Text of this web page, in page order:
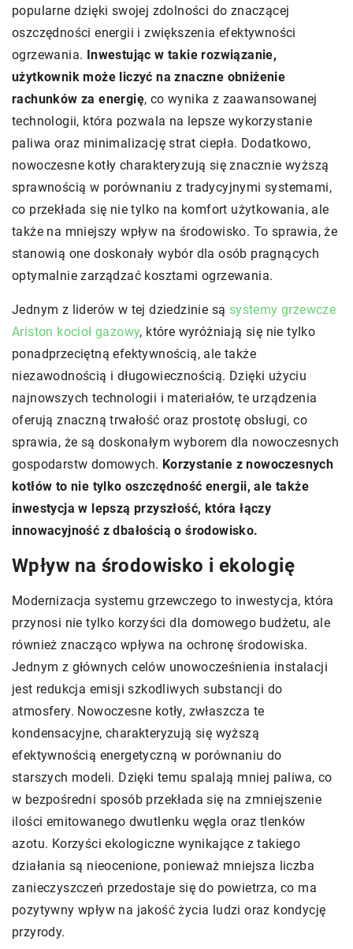
popularne dzięki swojej zdolności do znaczącej
oszczędności energii i zwiększenia efektywności
ogrzewania. Inwestując w takie rozwiązanie,
użytkownik może liczyć na znaczne obniżenie
rachunków za energię, co wynika z zaawansowanej
technologii, która pozwala na lepsze wykorzystanie
paliwa oraz minimalizację strat ciepła. Dodatkowo,
nowoczesne kotły charakteryzują się znacznie wyższą
sprawnością w porównaniu z tradycyjnymi systemami,
co przekłada się nie tylko na komfort użytkowania, ale
także na mniejszy wpływ na środowisko. To sprawia, że
stanowią one doskonały wybór dla osób pragnących
optymalnie zarządzać kosztami ogrzewania.
Jednym z liderów w tej dziedzinie są systemy grzewcze
Ariston kocioł gazowy, które wyróżniają się nie tylko
ponadprzeciętną efektywnością, ale także
niezawodnością i długowiecznością. Dzięki użyciu
najnowszych technologii i materiałów, te urządzenia
oferują znaczną trwałość oraz prostotę obsługi, co
sprawia, że są doskonałym wyborem dla nowoczesnych
gospodarstw domowych. Korzystanie z nowoczesnych
kotłów to nie tylko oszczędność energii, ale także
inwestycja w lepszą przyszłość, która łączy
innowacyjność z dbałością o środowisko.
Wpływ na środowisko i ekologię
Modernizacja systemu grzewczego to inwestycja, która
przynosi nie tylko korzyści dla domowego budżetu, ale
również znacząco wpływa na ochronę środowiska.
Jednym z głównych celów unowocześnienia instalacji
jest redukcja emisji szkodliwych substancji do
atmosfery. Nowoczesne kotły, zwłaszcza te
kondensacyjne, charakteryzują się wyższą
efektywnością energetyczną w porównaniu do
starszych modeli. Dzięki temu spalają mniej paliwa, co
w bezpośredni sposób przekłada się na zmniejszenie
ilości emitowanego dwutlenku węgla oraz tlenków
azotu. Korzyści ekologiczne wynikające z takiego
działania są nieocenione, ponieważ mniejsza liczba
zanieczyszczeń przedostaje się do powietrza, co ma
pozytywny wpływ na jakość życia ludzi oraz kondycję
przyrody.